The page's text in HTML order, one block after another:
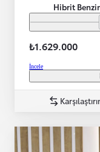
Hibrit
₺1.629.000
İncele